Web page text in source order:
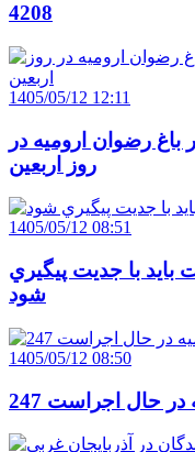
4208
1405/05/12 12:11
رضوان ارومیه در
روز اربعین
1405/05/12 08:51
بايد با جديت پيگيري
شود
1405/05/12 08:50
در حال اجراست